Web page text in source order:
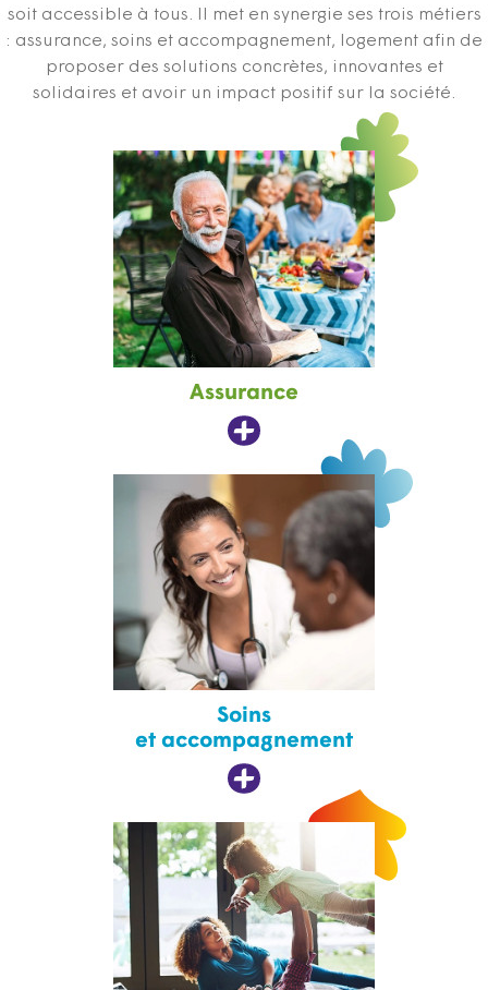
soit accessible à tous. Il met en synergie ses trois métiers
: assurance, soins et accompagnement, logement afin de
proposer des solutions concrètes, innovantes et
solidaires et avoir un impact positif sur la société.
Assurance
Soins
et accompagnement